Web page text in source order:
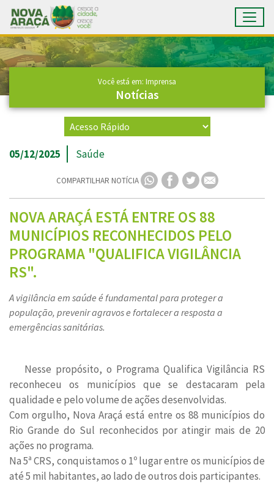
Ir para conteúdo principal
Conteúdo Principal
Você está em: Imprensa
Notícias
05/12/2025 Saúde
COMPARTILHAR NOTÍCIA
NOVA ARAÇÁ ESTÁ ENTRE OS 88
MUNICÍPIOS RECONHECIDOS PELO
PROGRAMA "QUALIFICA VIGILÂNCIA
RS".
A vigilância em saúde é fundamental para proteger a
população, prevenir agravos e fortalecer a resposta a
emergências sanitárias.
Nesse propósito, o Programa Qualifica Vigilância RS
reconheceu os municípios que se destacaram pela
qualidade e pelo volume de ações desenvolvidas.
Com orgulho, Nova Araçá está entre os 88 municípios do
Rio Grande do Sul reconhecidos por atingir mais de 20
ações no programa.
Na 5ª CRS, conquistamos o 1º lugar entre os municípios de
até 5 mil habitantes, ao lado de outros dois participantes.